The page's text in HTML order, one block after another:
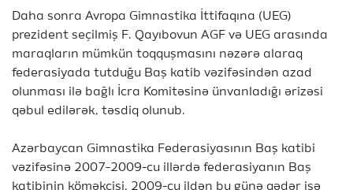
Daha sonra Avropa Gimnastika İttifaqına (UEG)
prezident seçilmiş F. Qayıbovun AGF və UEG arasında
maraqların mümkün toqquşmasını nəzərə alaraq
federasiyada tutduğu Baş katib vəzifəsindən azad
olunması ilə bağlı İcra Komitəsinə ünvanladığı ərizəsi
qəbul edilərək, təsdiq olunub.
Azərbaycan Gimnastika Federasiyasının Baş katibi
vəzifəsinə 2007-2009-cu illərdə federasiyanın Baş
katibinin köməkçisi, 2009-cu ildən bu günə qədər isə